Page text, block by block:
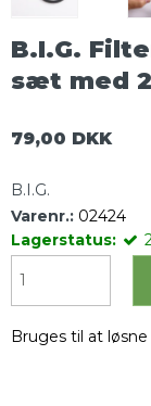
B.I.G.
sæt med
79,00 DKK
B.I.G.
Varenr.: 02424
Lagerstatus:
2
Bruges til at